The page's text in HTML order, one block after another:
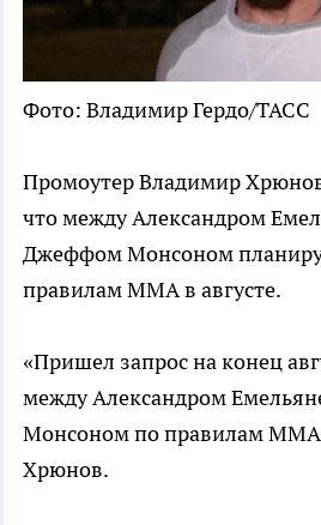
Фото: Владимир Гердо/ТАСС
Промоутер Владимир
что между Александром
Джеффом Монсоном
правилам ММА в августе.
«Пришел запрос на конец
между Александром
Монсоном по правилам
Хрюнов.